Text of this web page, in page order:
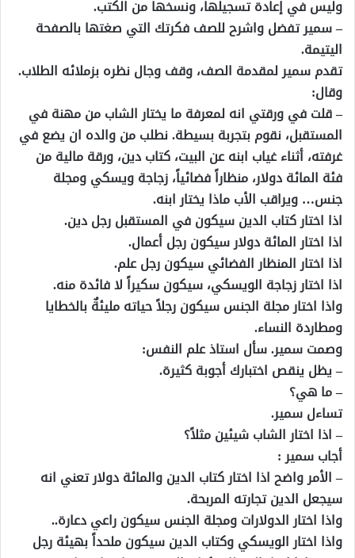
وليس في إعادة تسجيلها، ونسخها من الكتب.
– سمير تفضل واشرح للصف فكرتك التي صغتها بالصفحة
اليتيمة.
تقدم سمير لمقدمة الصف، وقف وجال نظره بزملائه الطلاب.
وقال:
– قلت في ورقتي انه لمعرفة ما يختار الشاب من مهنة في
المستقبل، نقوم بتجربة بسيطة. نطلب من والده ان يضع في
غرفته، أثناء غياب ابنه عن البيت، كتاب دين، ورقة مالية من
فئة المائة دولار، منظاراً فضائياً، زجاجة ويسكي ومجلة
جنس… ويراقب الأب ماذا يختار ابنه.
اذا اختار كتاب الدين سيكون في المستقبل رجل دين.
اذا اختار المائة دولار سيكون رجل أعمال.
اذا اختار المنظار الفضائي سيكون رجل علم.
اذا اختار زجاجة الويسكي، سيكون سكيراً لا فائدة منه.
واذا اختار مجلة الجنس سيكون رجلاً حياته مليئةٌ بالخطايا
ومطاردة النساء.
وصمت سمير. سأل استاذ علم النفس:
– يظل ينقص اختبارك أجوبة كثيرة.
– ما هي؟
تساءل سمير.
– اذا اختار الشاب شيئين مثلاً؟
أجاب سمير :
– الأمر واضح اذا اختار كتاب الدين والمائة دولار تعني انه
سيجعل الدين تجارته المربحة.
واذا اختار الدولارات ومجلة الجنس سيكون راعي دعارة..
واذا اختار الويسكي وكتاب الدين سيكون ملحداً بهيئة رجل